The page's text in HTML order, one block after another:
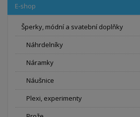
E-shop
Šperky, módní a svatební doplňky
Náhrdelníky
Náramky
Náušnice
Plexi, experimenty